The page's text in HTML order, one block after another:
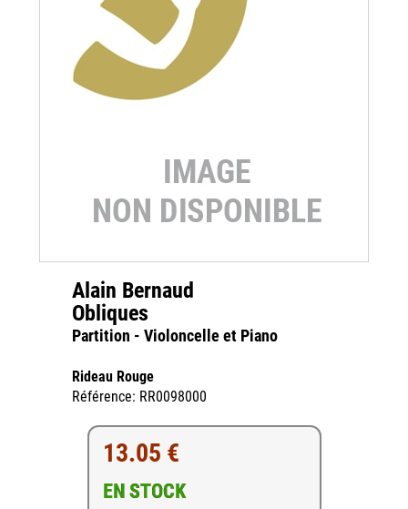
Alain Bernaud
Obliques
Partition - Violoncelle et Piano
Rideau Rouge
Référence: RR0098000
13.05 €
EN STOCK